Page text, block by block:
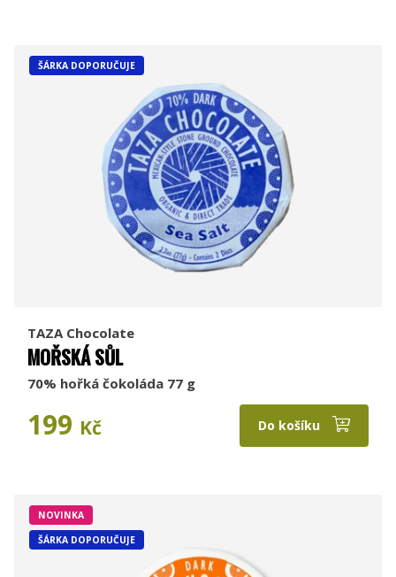
ŠÁRKA DOPORUČUJE
TAZA Chocolate
MOŘSKÁ SŮL
70% hořká čokoláda 77 g
199 Kč Do košíku
NOVINKA
ŠÁRKA DOPORUČUJE